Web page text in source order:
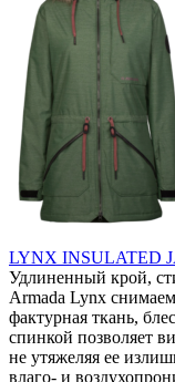
LYNX INSULATED
Удлиненный крой,
Armada Lynx
фактурная ткань,
спинкой позволяет
не утяжеляя ее
влаго- и